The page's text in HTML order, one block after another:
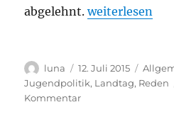
abgelehnt.„Unbegleitete
weiterlesen
Autor
luna
Veröffentlicht
am
12. Juli 2015
Jugendpolitik, Landtag, Reden
Kommentarzu